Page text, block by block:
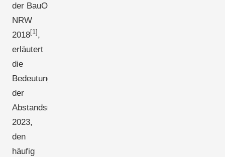
der BauO
NRW
2018[1] ,
erläutert
die
Bedeutung
der
Abstandsreform
2023,
den
häufig